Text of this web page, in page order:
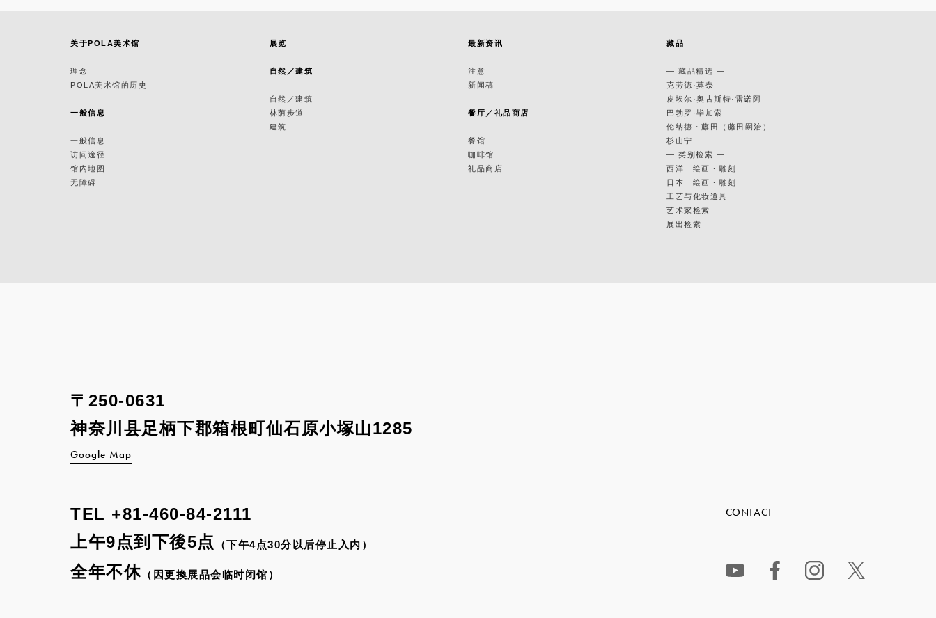
关于POLA美术馆
理念
POLA美术馆的历史
一般信息
一般信息
访问途径
馆内地图
无障碍
展览
自然／建筑
自然／建筑
林荫步道
建筑
最新资讯
注意
新闻稿
餐厅／礼品商店
餐馆
咖啡馆
礼品商店
藏品
— 藏品精选 —
克劳德·莫奈
皮埃尔·奥古斯特·雷诺阿
巴勃罗·毕加索
伦纳德・藤田（藤田嗣治）
杉山宁
— 类别检索 —
西洋 绘画・雕刻
日本 绘画・雕刻
工艺与化妆道具
艺术家检索
展出检索
〒250-0631
神奈川县足柄下郡箱根町仙石原小塚山1285
Google Map
TEL +81-460-84-2111
上午9点到下後5点
（下午4点30分以后停止入内）
全年不休 （因更換展品会临时闭馆）
CONTACT